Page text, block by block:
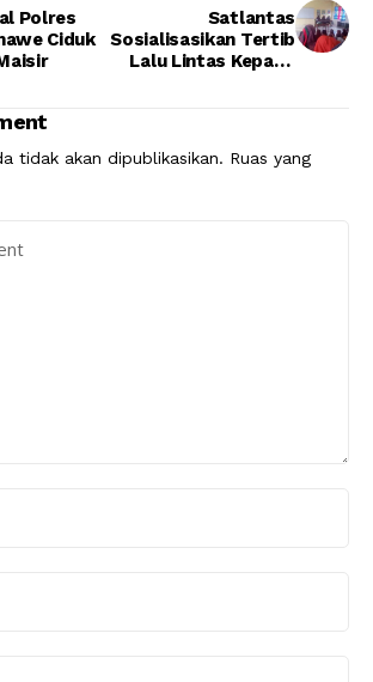
Polres
Ciduk
Satlantas
Sosialisasikan Tertib
Lalu Lintas Kepada
tidak akan dipublikasikan. Ruas yang